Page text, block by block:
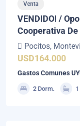
Venta
VENDIDO! /
Cooperativa De
Pocitos,
USD164.000
Gastos Comunes
2 Dorm.